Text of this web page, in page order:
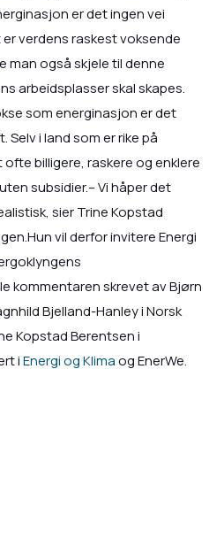
er det ingen vei
verdens raskest voksende
man også skjele til denne
arbeidsplasser skal skapes.
som energinasjon er det
i land som er rike på
billigere, raskere og enklere
subsidier.– Vi håper det
sier Trine Kopstad
vil derfor invitere Energi
kommentaren skrevet av Bjørn
Bjelland-Hanley i Norsk
Kopstad Berentsen i
iEnergi og Klimaog EnerWe.